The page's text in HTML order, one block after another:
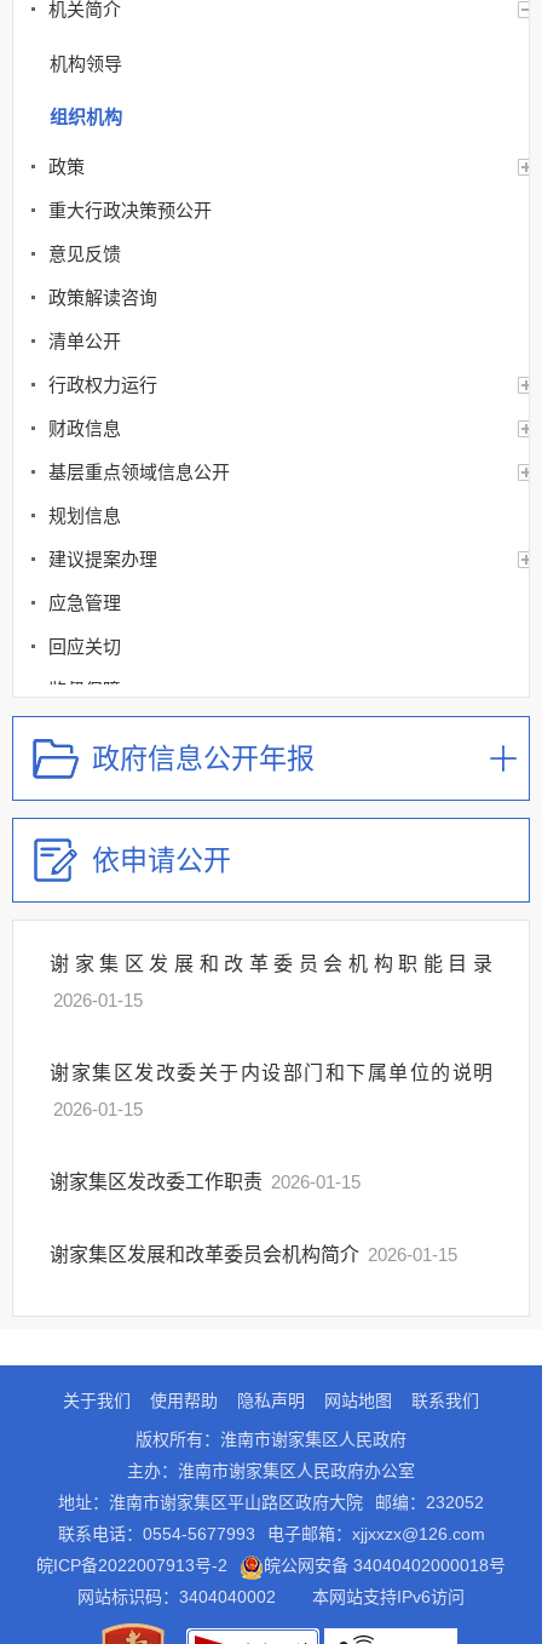
机关简介
机构领导
组织机构
政策
重大行政决策预公开
意见反馈
政策解读咨询
清单公开
行政权力运行
财政信息
基层重点领域信息公开
规划信息
建议提案办理
应急管理
回应关切
监督保障
政府信息公开年报
依申请公开
谢家集区发展和改革委员会机构职能目录
2026-01-15
谢家集区发改委关于内设部门和下属单位的说明
2026-01-15
谢家集区发改委工作职责 2026-01-15
谢家集区发展和改革委员会机构简介 2026-01-15
关于我们 使用帮助 隐私声明 网站地图
联系我们
版权所有：淮南市谢家集区人民政府
主办：淮南市谢家集区人民政府办公室
地址：淮南市谢家集区平山路区政府大院
邮编：232052
联系电话：0554-5677993
电子邮箱：xjjxxzx@126.com
皖ICP备2022007913号-2
皖公网安备 34040402000018号
网站标识码：3404040002
本网站支持IPv6访问